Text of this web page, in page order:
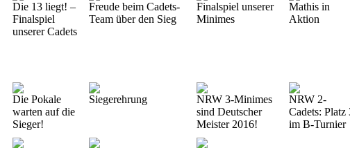
Die 13 liegt! –
Finalspiel
unserer Cadets
Freude beim Cadets-
Team über den Sieg
Finalspiel unserer
Minimes
Mathis in
Aktion
Die Pokale
warten auf die
Sieger!
Siegerehrung
NRW 3-Minimes
sind Deutscher
Meister 2016!
NRW 2-
Cadets: Platz
im B-Turnier